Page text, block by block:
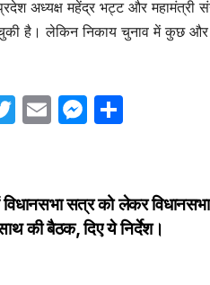
प्रदेश अध्यक्ष महेंद्र भट्ट और
चुकी है। लेकिन निकाय चुनाव में कुछ और
T
er
E
l
M
s
e
e
सत्र को लेकर
की बैठक, दिए ये निर्देश।